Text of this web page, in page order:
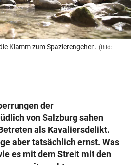
& Co KG 2026
Klamm zum Spazierengehen. (Bild:
der
von Salzburg sahen
als Kavaliersdelikt.
aber tatsächlich ernst. Was
es mit dem Streit mit den